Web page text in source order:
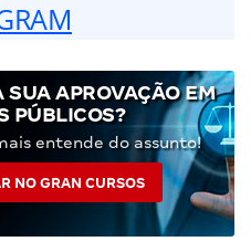
SUA APROVAÇÃO EM
PÚBLICOS?
entende do assunto!
NO GRAN CURSOS